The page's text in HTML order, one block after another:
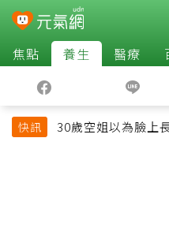
焦點 養生 醫療
快訊
30歲空姐以為臉上